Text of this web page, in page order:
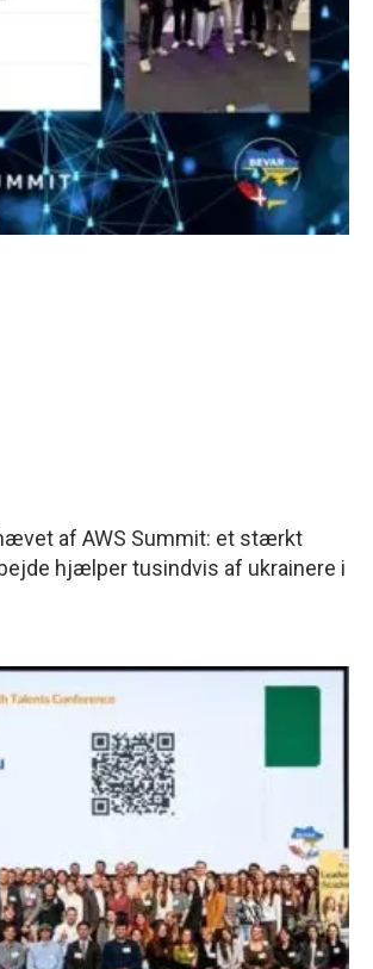
af AWS Summit: et stærkt
hjælper tusindvis af ukrainere i